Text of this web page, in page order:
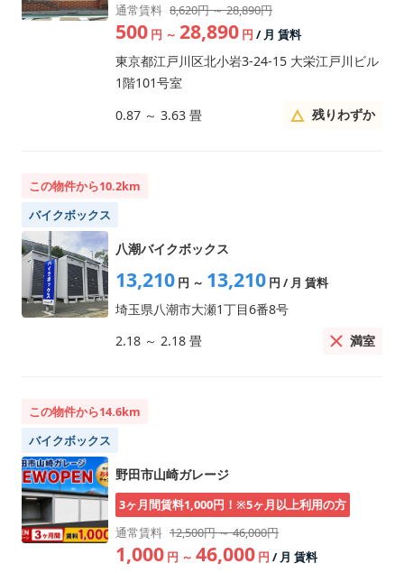
通常賃料 8,620円 ～ 28,890円
500 円 ～ 28,890 円 / 月 賃料
東京都江戸川区北小岩3-24-15 大栄江戸川ビル
1階101号室
0.87 ～ 3.63 畳 残りわずか
この物件から10.2km
バイクボックス
八潮バイクボックス
13,210 円 ～ 13,210 円 / 月 賃料
埼玉県八潮市大瀬1丁目6番8号
2.18 ～ 2.18 畳 満室
この物件から14.6km
バイクボックス
野田市山崎ガレージ
3ヶ月間賃料1,000円！※5ヶ月以上利用の方
通常賃料 12,500円 ～ 46,000円
1,000 円 ～ 46,000 円 / 月 賃料